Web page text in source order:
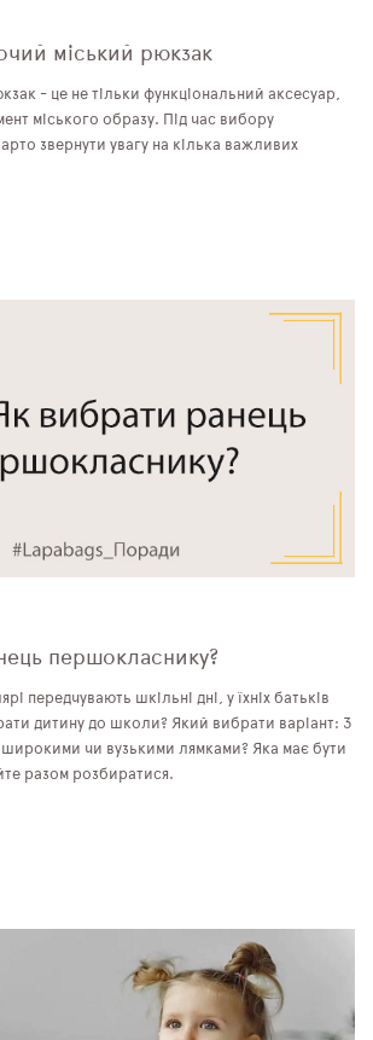
міський рюкзак
- це не тільки функціональний аксесуар,
міського образу. Під час вибору
звернути увагу на кілька важливих
першокласнику?
передчувають шкільні дні, у їхніх батьків
дитину до школи? Який вибрати варіант: З
чи вузькими лямками? Яка має бути
разом розбиратися.